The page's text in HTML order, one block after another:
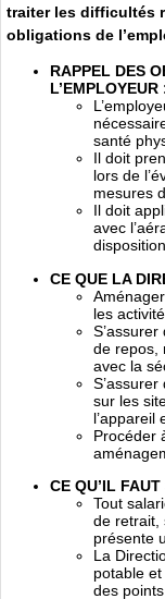
traiter les difficultés
obligations de
RAPPEL DES
L’EMPLOYEUR
santé
Il doit
lors de
mesures
Il doit
avec
CE QUE LA
les
de repos,
avec la
S’assurer
sur les
l’appareil
Procéder
CE QU’IL
Tout
de retrait,
présente
La
potable
des